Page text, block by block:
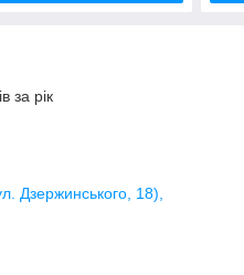
за рік
Дзержинського, 18),